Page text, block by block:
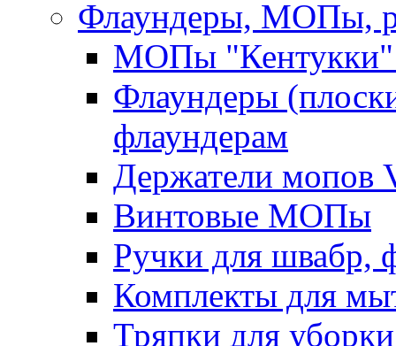
Флаундеры, МОПы,
МОПы "Кентукки"
Флаундеры
флаундерам
Держатели мопов
Винтовые МОПы
Ручки для швабр,
Комплекты для
Тряпки для